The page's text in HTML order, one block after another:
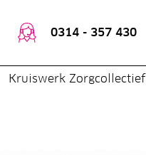
0314 - 357 430
Kruiswerk Zorgcollectief